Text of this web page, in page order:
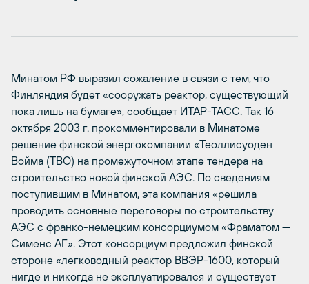
Минатом РФ выразил сожаление в связи с тем, что
Финляндия будет «сооружать реактор, существующий
пока лишь на бумаге», сообщает ИТАР-ТАСС. Так 16
октября 2003 г. прокомментировали в Минатоме
решение финской энергокомпании «Теоллисуоден
Войма (ТВО) на промежуточном этапе тендера на
строительство новой финской АЭС. По сведениям
поступившим в Минатом, эта компания «решила
проводить основные переговоры по строительству
АЭС с франко-немецким консорциумом «Фраматом —
Сименс АГ». Этот консорциум предложил финской
стороне «легководный реактор ВВЭР-1600, который
нигде и никогда не эксплуатировался и существует